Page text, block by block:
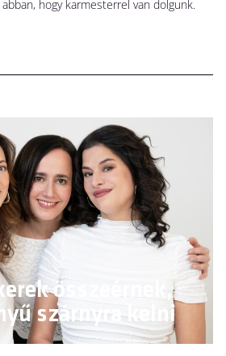
hogy karmesterrel van dolgunk.
összeérnek,
szárnyra kelni